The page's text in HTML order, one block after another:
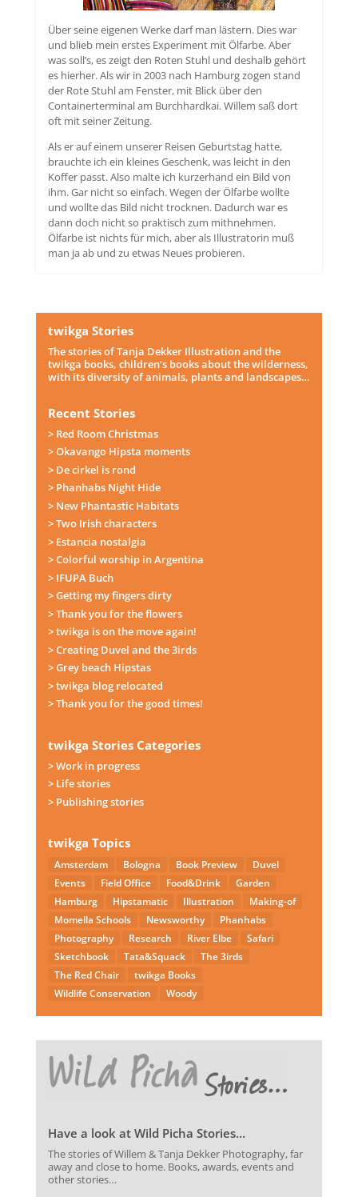
Über seine eigenen Werke darf man lästern. Dies war
und blieb mein erstes Experiment mit Ölfarbe. Aber
was soll’s, es zeigt den Roten Stuhl und deshalb gehört
es hierher. Als wir in 2003 nach Hamburg zogen stand
der Rote Stuhl am Fenster, mit Blick über den
Containerterminal am Burchhardkai. Willem saß dort
oft mit seiner Zeitung.
Als er auf einem unserer Reisen Geburtstag hatte,
brauchte ich ein kleines Geschenk, was leicht in den
Koffer passt. Also malte ich kurzerhand ein Bild von
ihm. Gar nicht so einfach. Wegen der Ölfarbe wollte
und wollte das Bild nicht trocknen. Dadurch war es
dann doch nicht so praktisch zum mithnehmen.
Ölfarbe ist nichts für mich, aber als Illustratorin muß
man ja ab und zu etwas Neues probieren.
twikga Stories
The stories of Tanja Dekker Illustration and the
twikga books, children’s books about the wilderness,
with its diversity of animals, plants and landscapes…
Recent Stories
> Red Room Christmas
> Okavango Hipsta moments
> De cirkel is rond
> Phanhabs Night Hide
> New Phantastic Habitats
> Two Irish characters
> Estancia nostalgia
> Colorful worship in Argentina
> IFUPA Buch
> Getting my fingers dirty
> Thank you for the flowers
> twikga is on the move again!
> Creating Duvel and the 3irds
> Grey beach Hipstas
> twikga blog relocated
> Thank you for the good times!
twikga Stories Categories
> Work in progress
> Life stories
> Publishing stories
twikga Topics
Amsterdam Bologna Book Preview
Duvel
Events
Field Office Food&Drink
Garden
Hamburg
Hipstamatic Illustration
Making-of
Momella Schools
Newsworthy
Phanhabs
Photography
Research River Elbe
Safari
Sketchbook
Tata&Squack
The 3irds
The Red Chair
twikga Books
Wildlife Conservation
Woody
Have a look at Wild Picha Stories…
The stories of Willem & Tanja Dekker Photography, far
away and close to home. Books, awards, events and
other stories…